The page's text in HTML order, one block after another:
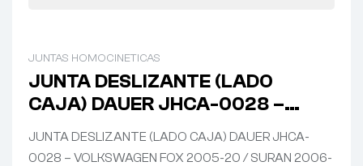
JUNTAS HOMOCINETICAS
JUNTA DESLIZANTE (LADO
CAJA) DAUER JHCA-0028 –
VOLKSWAGEN FOX 2005-20 /
SURAN 2006-19
JUNTA DESLIZANTE (LADO CAJA) DAUER JHCA-
0028 – VOLKSWAGEN FOX 2005-20 / SURAN 2006-